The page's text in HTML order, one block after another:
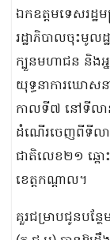
ឯកឧត្តមទេសរដ្ឋ
រដ្ឋាភិបាលចុះមូ
ក្បួនមហាជន និង
យុទ្ធនាការឃោសន
កាលទី៧ នៅទីលាន
ដំណើរចេញពីទីលា
ជាតិលេខ២១ ឆ្ព
ខេត្តកណ្តាល។
គួរជម្រាបជូនបន្ថ